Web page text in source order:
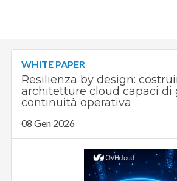
WHITE PAPER
Resilienza by design:
architetture cloud capaci di
continuità operativa
08 Gen 2026